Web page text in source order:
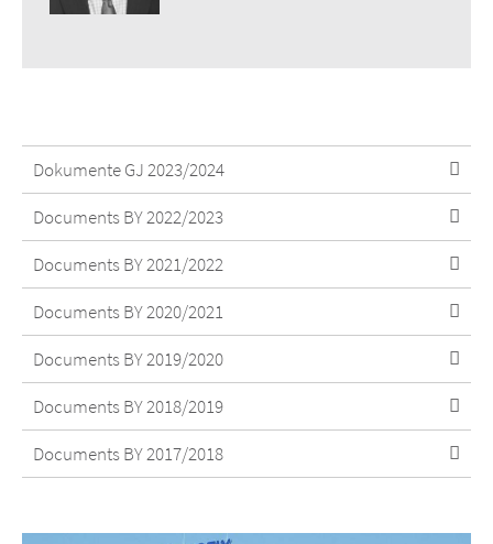
Dokumente GJ 2023/2024
Documents BY 2022/2023
Documents BY 2021/2022
Documents BY 2020/2021
Documents BY 2019/2020
Documents BY 2018/2019
Documents BY 2017/2018